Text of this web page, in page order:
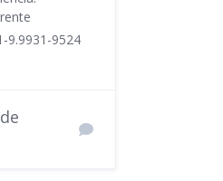
9.9931-9524